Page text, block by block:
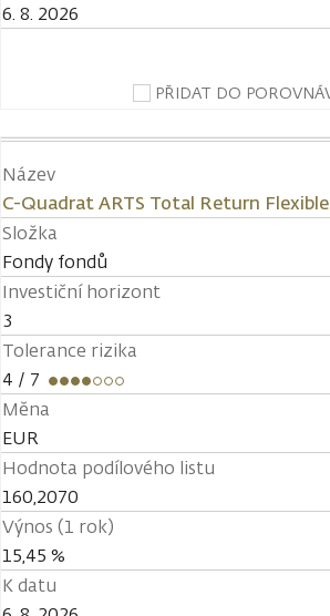
6. 8. 2026
PŘIDAT DO
Název
C-Quadrat ARTS Total Return
Složka
Fondy fondů
Investiční horizont
3
Tolerance rizika
4 / 7
Měna
EUR
Hodnota podílového listu
160,2070
Výnos (1 rok)
15,45 %
K datu